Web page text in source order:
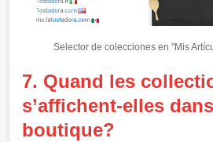
Selector de colecciones en "Mis
7. Quand les
s’affichent-elles
boutique?